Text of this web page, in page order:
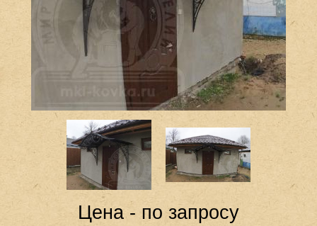
Цена - по запросу